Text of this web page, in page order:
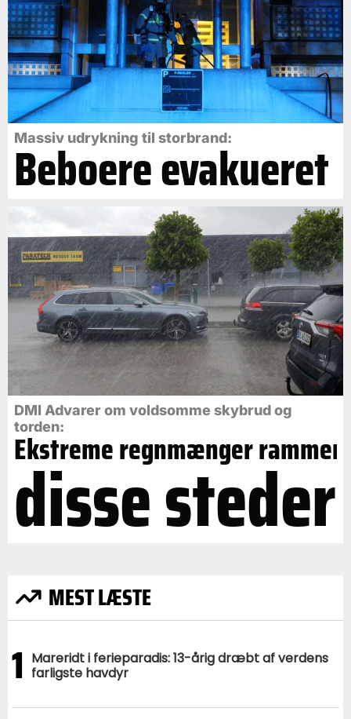
Massiv udrykning til storbrand:
Beboere evakueret
DMI Advarer om voldsomme skybrud og
torden:
Ekstreme regnmænger rammer
disse steder
MEST LÆSTE
1 Mareridt i ferieparadis: 13-årig dræbt af verdens
farligste havdyr